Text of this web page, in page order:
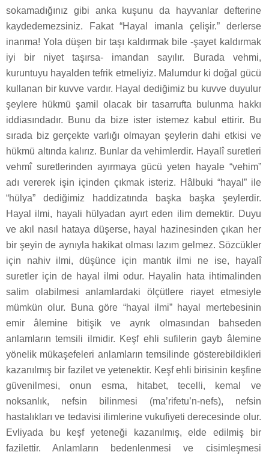
sokamadığınız gibi anka kuşunu da hayvanlar defterine
kaydedemezsiniz. Fakat “Hayal imanla çelişir.” derlerse
inanma! Yola düşen bir taşı kaldırmak bile -şayet kaldırmak
iyi bir niyet taşırsa- imandan sayılır. Burada vehmi,
kuruntuyu hayalden tefrik etmeliyiz. Malumdur ki doğal gücü
kullanan bir kuvve vardır. Hayal dediğimiz bu kuvve duyulur
şeylere hükmü şamil olacak bir tasarrufta bulunma hakkı
iddiasındadır. Bunu da bize ister istemez kabul ettirir. Bu
sırada biz gerçekte varlığı olmayan şeylerin dahi etkisi ve
hükmü altında kalırız. Bunlar da vehimlerdir. Hayalî suretleri
vehmî suretlerinden ayırmaya gücü yeten hayale “vehim”
adı vererek işin içinden çıkmak isteriz. Hâlbuki “hayal” ile
“hülya” dediğimiz haddizatında başka başka şeylerdir.
Hayal ilmi, hayali hülyadan ayırt eden ilim demektir. Duyu
ve akıl nasıl hataya düşerse, hayal hazinesinden çıkan her
bir şeyin de aynıyla hakikat olması lazım gelmez. Sözcükler
için nahiv ilmi, düşünce için mantık ilmi ne ise, hayalî
suretler için de hayal ilmi odur. Hayalin hata ihtimalinden
salim olabilmesi anlamlardaki ölçütlere riayet etmesiyle
mümkün olur. Buna göre “hayal ilmi” hayal mertebesinin
emir âlemine bitişik ve ayrık olmasından bahseden
anlamların temsili ilmidir. Keşf ehli sufilerin gayb âlemine
yönelik mükaşefeleri anlamların temsilinde gösterebildikleri
kazanılmış bir fazilet ve yetenektir. Keşf ehli birisinin keşfine
güvenilmesi, onun esma, hitabet, tecelli, kemal ve
noksanlık, nefsin bilinmesi (ma’rifetu’n-nefs), nefsin
hastalıkları ve tedavisi ilimlerine vukufiyeti derecesinde olur.
Evliyada bu keşf yeteneği kazanılmış, elde edilmiş bir
fazilettir. Anlamların bedenlenmesi ve cisimleşmesi